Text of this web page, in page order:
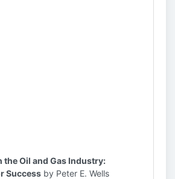
the Oil and Gas Industry:
Success by Peter E. Wells